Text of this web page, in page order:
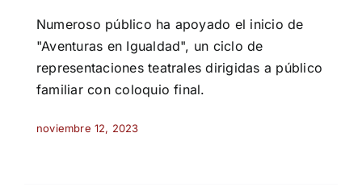
Numeroso público ha apoyado el inicio de
"Aventuras en Igualdad", un ciclo de
representaciones teatrales dirigidas a público
familiar con coloquio final.
noviembre 12, 2023